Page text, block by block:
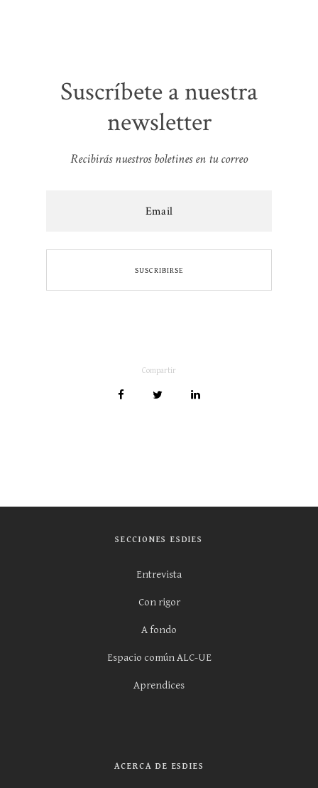
Suscríbete a nuestra
newsletter
Recibirás nuestros boletines en tu correo
Compartir
SECCIONES ESDIES
Entrevista
Con rigor
A fondo
Espacio común ALC-UE
Aprendices
ACERCA DE ESDIES